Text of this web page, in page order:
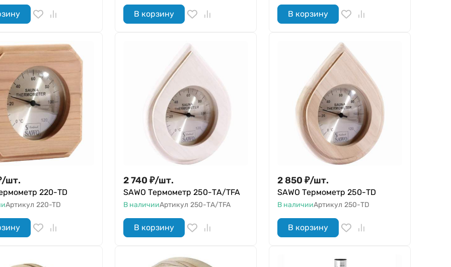
В корзину В корзину
/шт.
220-ТD
Артикул 220-TD
2 740 ₽/шт.
SAWO Термометр 250-ТA/TFA
В наличииАртикул 250-ТA/TFA
В корзину
2 850 ₽/шт.
SAWO Термометр 250-ТD
В наличииАртикул 250-ТD
В корзину